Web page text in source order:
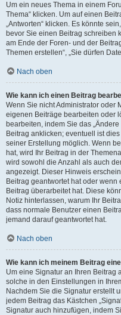
Um ein neues Thema in einem
Thema“ klicken. Um auf einen
„Antworten“ klicken. Es könnte
bevor Sie einen Beitrag schreiben
am Ende der Foren- und der
Themen erstellen“, „Sie dürfen
Nach oben
Wie kann ich einen Beitrag
Wenn Sie nicht Administrator oder
eigenen Beiträge bearbeiten oder
bearbeiten, indem Sie das
Beitrag anklicken; eventuell ist
seiner Erstellung möglich. Wenn
hat, wird Ihr Beitrag in der
wird sowohl die Anzahl als auch
angezeigt. Dieser Hinweis
Beitrag geantwortet hat oder
Beitrag überarbeitet hat. Diese
Notiz hinterlassen, warum Ihr
dass normale Benutzer einen
jemand darauf geantwortet hat.
Nach oben
Wie kann ich meinem Beitrag
Um eine Signatur an Ihren Beitrag
solche in den Einstellungen in
Nachdem Sie die Signatur erstellt
jedem Beitrag das Kästchen
Signatur auch hinzufügen, indem